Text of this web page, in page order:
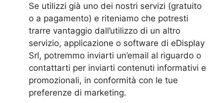
Se utilizzi già uno dei nostri servizi (gratuito
o a pagamento) e riteniamo che potresti
trarre vantaggio dall’utilizzo di un altro
servizio, applicazione o software di eDisplay
Srl, potremmo inviarti un’email al riguardo o
contattarti per inviarti contenuti informativi e
promozionali, in conformità con le tue
preferenze di marketing.